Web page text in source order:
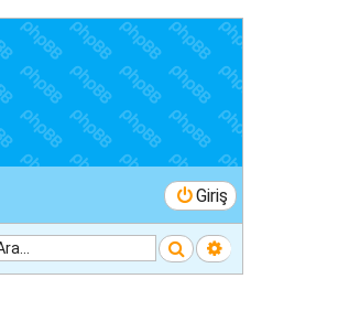
Giriş
Ara Gelişmiş arama